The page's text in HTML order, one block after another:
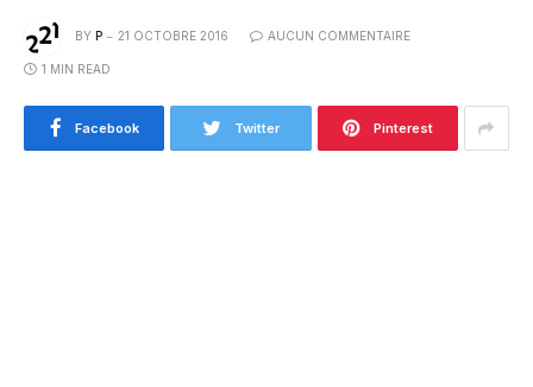
BY P 21 OCTOBRE 2016 AUCUN COMMENTAIRE
1 MIN READ
Facebook Twitter Pinterest